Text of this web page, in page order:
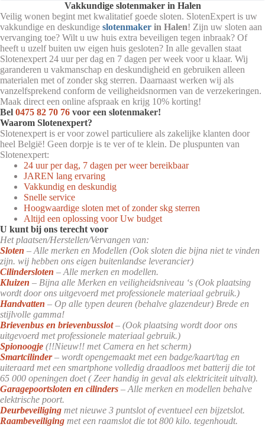
Vakkundige slotenmaker in Halen
Veilig wonen begint met kwalitatief goede sloten. SlotenExpert is uw
vakkundige en deskundige slotenmaker in Halen! Zijn uw sloten aan
vervanging toe? Wilt u uw huis extra beveiligen tegen inbraak? Of
heeft u uzelf buiten uw eigen huis gesloten? In alle gevallen staat
Slotenexpert 24 uur per dag en 7 dagen per week voor u klaar. Wij
garanderen u vakmanschap en deskundigheid en gebruiken alleen
materialen met of zonder skg sterren. Daarnaast werken wij als
vanzelfsprekend conform de veiligheidsnormen van de verzekeringen.
Maak direct een online afspraak en krijg 10% korting!
Bel 0475 82 70 76 voor een slotenmaker!
Waarom Slotenexpert?
Slotenexpert is er voor zowel particuliere als zakelijke klanten door
heel België! Geen dorpje is te ver of te klein. De pluspunten van
Slotenexpert:
24 uur per dag, 7 dagen per weer bereikbaar
JAREN lang ervaring
Vakkundig en deskundig
Snelle service
Hoogwaardige sloten met of zonder skg sterren
Altijd een oplossing voor Uw budget
U kunt bij ons terecht voor
Het plaatsen/Herstellen/Vervangen van:
Sloten – Alle merken en Modellen (Ook sloten die bijna niet te vinden
zijn. wij hebben ons eigen buitenlandse leverancier)
Cilindersloten – Alle merken en modellen.
Kluizen – Bijna alle Merken en veiligheidsniveau ‘s (Ook plaatsing
wordt door ons uitgevoerd met professionele materiaal gebruik.)
Handvatten – Op alle typen deuren (behalve glazendeur) Brede en
stijlvolle gamma!
Brievenbus en brievenbusslot – (Ook plaatsing wordt door ons
uitgevoerd met professionele materiaal gebruik.)
Spionoogje (!!Nieuw!! met Camera en het scherm)
Smartcilinder – wordt opengemaakt met een badge/kaart/tag en
uiteraard met een smartphone volledig draadloos met batterij die tot
65 000 openingen doet ( Zeer handig in geval als elektriciteit uitvalt).
Garagepoortsloten en cilinders – Alle merken en modellen behalve
elektrische poort.
Deurbeveiliging met nieuwe 3 puntslot of eventueel een bijzetslot.
Raambeveiliging met een raamslot die tot 800 kilo. tegenhoudt.